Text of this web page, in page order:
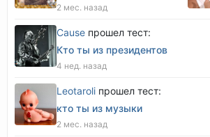
2 мес. назад
Cause прошел тест:
Кто ты из президентов
4 нед. назад
Leotaroli прошел тест:
кто ты из музыки
2 мес. назад